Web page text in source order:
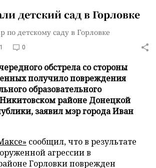
детский сад в Горловке
по детскому саду в Горловке
0
обстрела со стороны
получило повреждения
образовательного
районе Донецкой
заявил мэр города Иван
сообщил, что в результате
агрессии в
Горловки поврежден